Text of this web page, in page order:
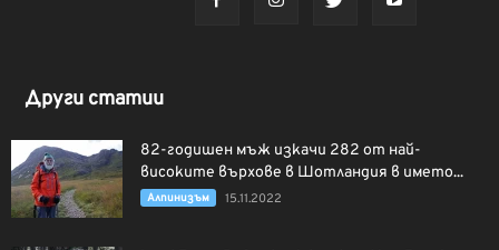
Други статии
82-годишен мъж изкачи 282 от най-
високите върхове в Шотландия в името...
Алпинизъм 15.11.2022